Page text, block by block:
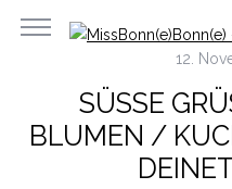
12.
SÜSSE
UMEN /